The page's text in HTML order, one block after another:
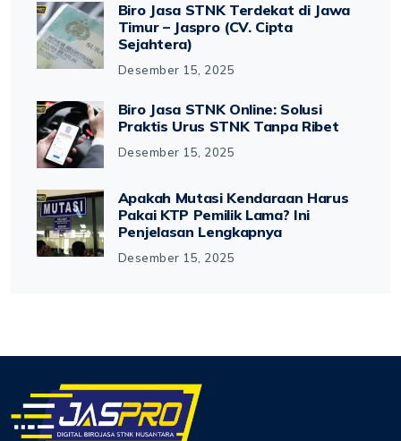
Biro Jasa STNK Terdekat di Jawa
Timur – Jaspro (CV. Cipta
Sejahtera)
Desember 15, 2025
Biro Jasa STNK Online: Solusi
Praktis Urus STNK Tanpa Ribet
Desember 15, 2025
Apakah Mutasi Kendaraan Harus
Pakai KTP Pemilik Lama? Ini
Penjelasan Lengkapnya
Desember 15, 2025